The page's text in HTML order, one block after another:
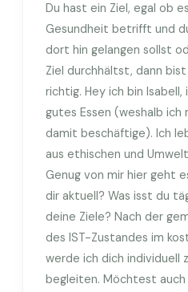
Du hast ein Ziel, egal ob
Gesundheit betrifft und
dort hin gelangen sollst
Ziel durchhältst, dann
richtig. Hey ich bin
gutes Essen (weshalb ich
damit beschäftige). Ich
aus ethischen und
Genug von mir hier geht
dir aktuell? Was isst du
deine Ziele? Nach der
des IST-Zustandes im
werde ich dich individuell
begleiten. Möchtest auch